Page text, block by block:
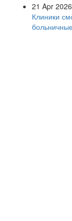
21 Apr
Клиники